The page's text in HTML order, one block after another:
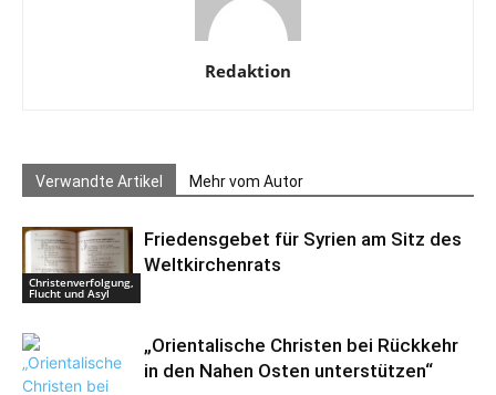
Redaktion
Verwandte Artikel Mehr vom Autor
Christenverfolgung,
Flucht und Asyl
Friedensgebet für Syrien am Sitz des
Weltkirchenrats
„Orientalische Christen bei Rückkehr
in den Nahen Osten unterstützen“